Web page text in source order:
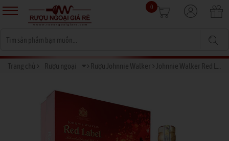
0
Trang chủ Rượu ngoại Rượu Johnnie Walker Johnnie Walker Red Label 2016